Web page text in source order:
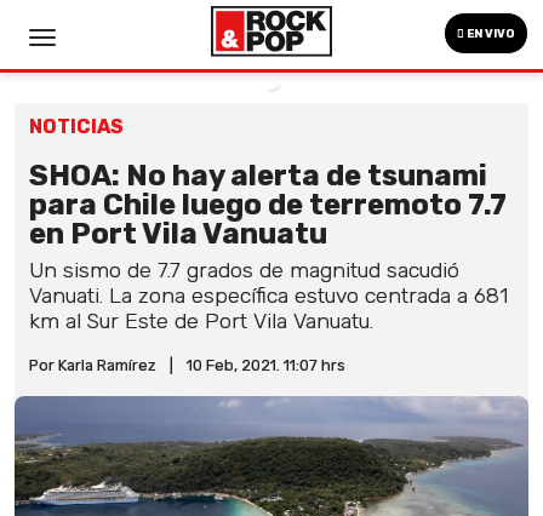
EN VIVO
NOTICIAS
SHOA: No hay alerta de tsunami
para Chile luego de terremoto 7.7
en Port Vila Vanuatu
Un sismo de 7.7 grados de magnitud sacudió
Vanuati. La zona específica estuvo centrada a 681
km al Sur Este de Port Vila Vanuatu.
Por Karla Ramírez 10 Feb, 2021. 11:07 hrs